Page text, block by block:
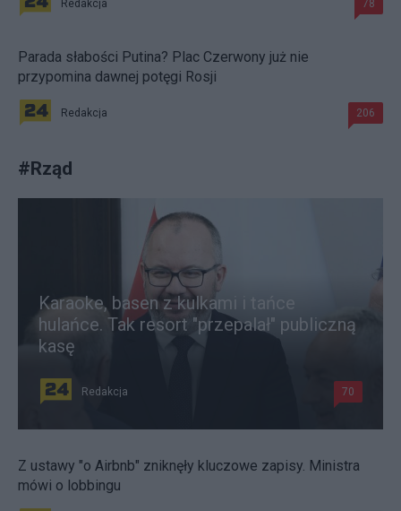
Redakcja 78
Parada słabości Putina? Plac Czerwony już nie
przypomina dawnej potęgi Rosji
Redakcja 206
#Rząd
Karaoke, basen z kulkami i tańce
hulańce. Tak resort "przepalał" publiczną
kasę
Redakcja 70
Z ustawy "o Airbnb" zniknęły kluczowe zapisy. Ministra
mówi o lobbingu